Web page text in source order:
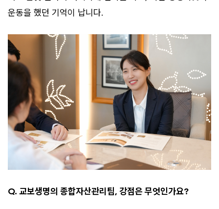
운동을 했던 기억이 납니다.
Q. 교보생명의 종합자산관리팀, 강점은 무엇인가요?